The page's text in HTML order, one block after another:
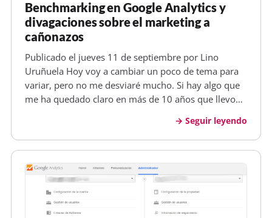
Benchmarking en Google Analytics y
divagaciones sobre el marketing a
cañonazos
Publicado el jueves 11 de septiembre por Lino
Uruñuela Hoy voy a cambiar un poco de tema para
variar, pero no me desviaré mucho. Si hay algo que
me ha quedado claro en más de 10 años que llevo
viene cumpliendo como una máxima desde
entonces, ya fuese a comienzos de s…
Seguir leyendo